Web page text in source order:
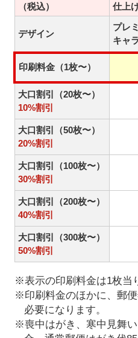
（税込）
仕上
デザイン
プレ
キャ
印刷料金（1枚〜）
大口割引（20枚〜）
10%割引
大口割引（50枚〜）
20%割引
大口割引（100枚〜）
30%割引
大口割引（200枚〜）
40%割引
大口割引（300枚〜）
50%割引
※表示の印刷料金は1枚当
※印刷料金のほかに、郵
必要になります。
※喪中はがき、寒中見舞